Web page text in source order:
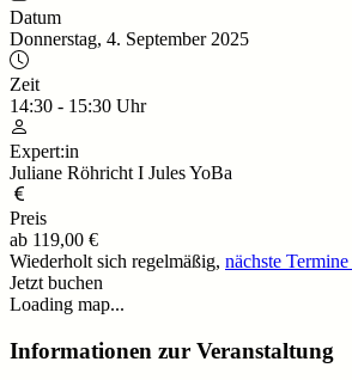
Datum
Donnerstag, 4. September 2025
Zeit
14:30 - 15:30 Uhr
Expert:in
Juliane Röhricht I Jules YoBa
Preis
ab 119,00 €
Wiederholt sich regelmäßig, nächste
Jetzt buchen
Loading map...
Informationen zur Veranstaltung